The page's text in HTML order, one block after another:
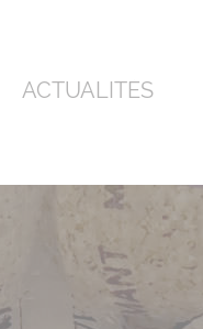
ACTUALITÉS